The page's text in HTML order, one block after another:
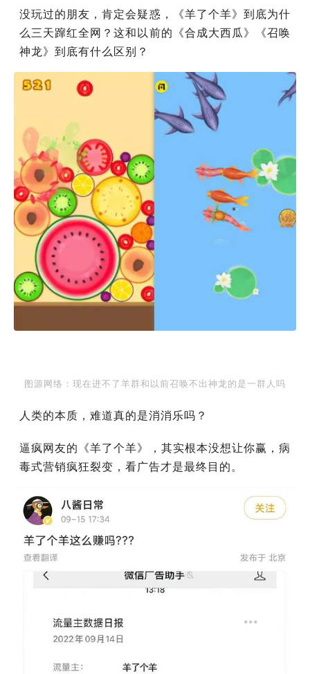
没玩过的朋友，肯定会疑惑，《羊了个羊》到底为什
么三天蹿红全网？这和以前的《合成大西瓜》《召唤
神龙》到底有什么区别？
图源网络：现在进不了羊群和以前召唤不出神龙的是一群人吗
人类的本质，难道真的是消消乐吗？
逼疯网友的《羊了个羊》，其实根本没想让你赢，病
毒式营销疯狂裂变，看广告才是最终目的。